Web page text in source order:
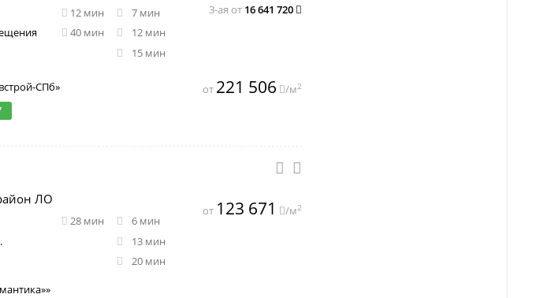
12 мин
7 мин
40 мин
12 мин
15 мин
3-ая от 16 641 720
от 221 506 /м2
СПб»
ЛО
28 мин
6 мин
13 мин
20 мин
от 123 671 /м2